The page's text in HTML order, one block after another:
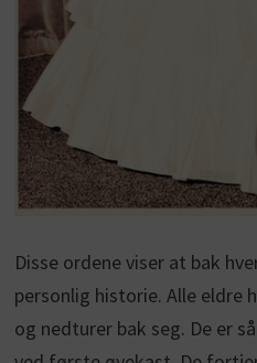
Disse ordene viser at bak
personlig historie. Alle eldre
og nedturer bak seg. De er